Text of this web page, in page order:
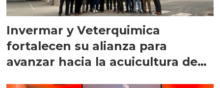
Invermar y Veterquimica
fortalecen su alianza para
avanzar hacia la acuicultura de